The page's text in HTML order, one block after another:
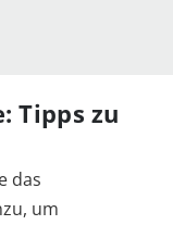
Tipps zu
das
um